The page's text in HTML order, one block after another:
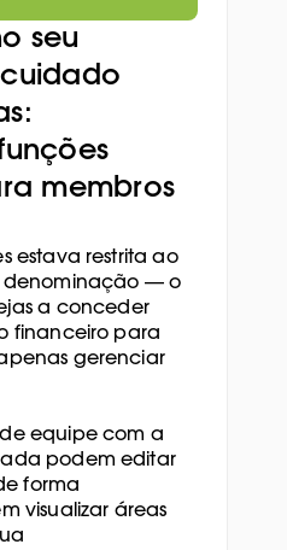
estava restrita ao
denominação — o
a conceder
financeiro para
gerenciar
equipe com a
podem editar
forma
visualizar áreas
seu
membros